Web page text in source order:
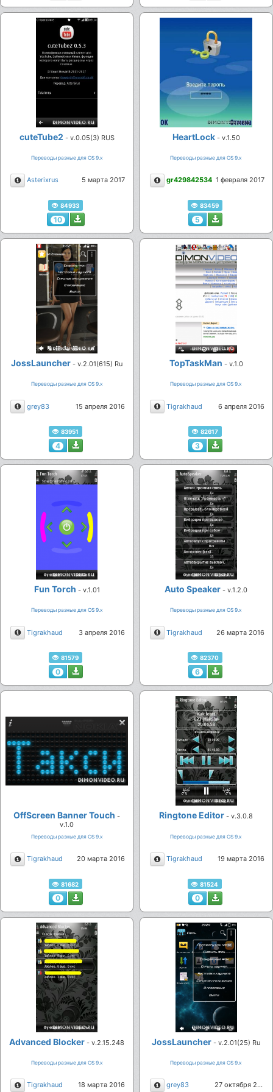
cuteTube2 - v.0.05(3) RUS
Переводы разные для ОS 9.х
Описание
Asterixrus 5 марта 2017
84933
10
HeartLock- v.1.50
Переводы разные для ОS 9.х
Описание
gr429842534 1 февраля 2017
83459
5
JossLauncher - v.2.01(615) Ru
Переводы разные для ОS 9.х
Описание
grey83 15 апреля 2016
83951
4
TopTaskMan - v.1.0
Переводы разные для ОS 9.х
Описание
Tigrakhaud 6 апреля 2016
82617
3
Fun Torch - v.1.01
Переводы разные для ОS 9.х
Описание
Tigrakhaud 3 апреля 2016
81579
0
Auto Speaker - v.1.2.0
Переводы разные для ОS 9.х
Описание
Tigrakhaud 26 марта 2016
82370
6
OffScreen Banner Touch -
v.1.0
Переводы разные для ОS 9.х
Описание
Tigrakhaud 20 марта 2016
81682
0
Ringtone Editor - v.3.0.8
Переводы разные для ОS 9.х
Описание
Tigrakhaud 19 марта 2016
81524
0
Advanced Blocker - v.2.15.248
Переводы разные для ОS 9.х
Описание
Tigrakhaud 18 марта 2016
JossLauncher - v.2.01(25) Ru
Переводы разные для ОS 9.х
Описание
grey83 27 октября 2015